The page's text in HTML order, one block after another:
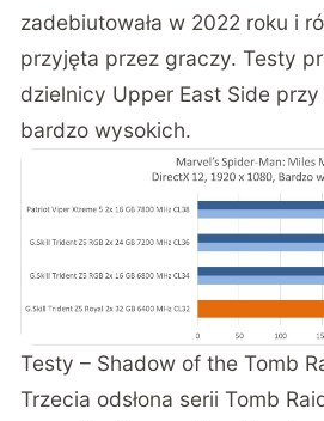
zadebiutowała w 2022 roku i
przyjęta przez graczy. Testy
dzielnicy Upper East Side
bardzo wysokich.
Testy – Shadow of the Tomb
Trzecia odsłona serii Tomb